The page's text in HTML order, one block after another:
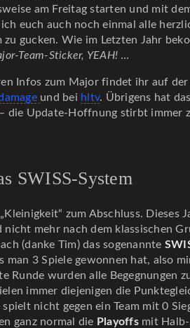
am Freitag starten und mit
euch auch noch einmal alle
zu gucken. Wie im Letzten Jahr
Team-Sticker, YEAH! …
Infos zum Major findet ihr auf
und bei hltv. Übrigens hat
die Update-Hoffnung stirbt immer
SWISS-System
zum Abschluss. Dieses
nicht mehr nach dem klassischen
(danke Tim) das sogenannte
man 3 Spiele gewonnen hat, also
Runde wurden alle Begegnungen
immer diejenigen die
spielt nicht gegen ein Team mit 0
ganz normal die Playoffsmit Halb-